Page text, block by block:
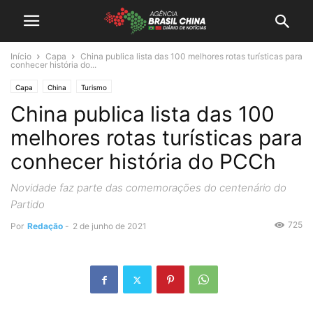
Início Capa
China publica lista das 100 melhores rotas turísticas para
conhecer história do...
Capa China Turismo
China publica lista das 100
melhores rotas turísticas para
conhecer história do PCCh
Novidade faz parte das comemorações do centenário do
Partido
Por Redação - 2 de junho de 2021 725